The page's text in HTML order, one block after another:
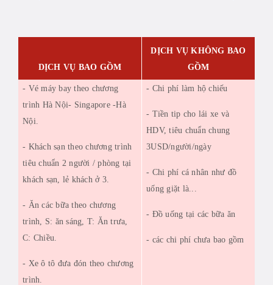
DỊCH VỤ BAO GỒM
DỊCH VỤ KHÔNG BAO
GỒM
- Vé máy bay theo chương
trình Hà Nội- Singapore -Hà
Nội.
- Khách sạn theo chương trình
tiêu chuẩn 2 người / phòng tại
khách sạn, lẻ khách ở 3.
- Ăn các bữa theo chương
trình, S: ăn sáng, T: Ăn trưa,
C: Chiều.
- Xe ô tô đưa đón theo chương
trình.
- Chi phí làm hộ chiếu
- Tiền tip cho lái xe và
HDV, tiêu chuẩn chung
3USD/người/ngày
- Chi phí cá nhân như đồ
uống giặt là...
- Đồ uống tại các bữa ăn
- các chi phí chưa bao gồm